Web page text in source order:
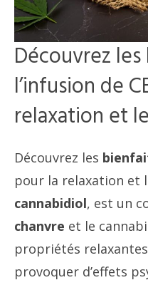
Découvrez
l’infusion de
relaxation et
Découvrez les
pour la relaxation et
cannabidiol, est un
chanvre et le
propriétés
provoquer d’effets